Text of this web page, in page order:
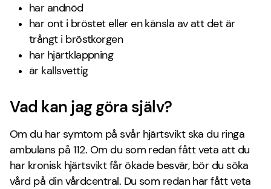
har andnöd
har ont i bröstet eller en känsla av att det är
trångt i bröstkorgen
har hjärtklappning
är kallsvettig
Vad kan jag göra själv?
Om du har symtom på svår hjärtsvikt ska du ringa
ambulans på 112. Om du som redan fått veta att du
har kronisk hjärtsvikt får ökade besvär, bör du söka
vård på din vårdcentral. Du som redan har fått veta